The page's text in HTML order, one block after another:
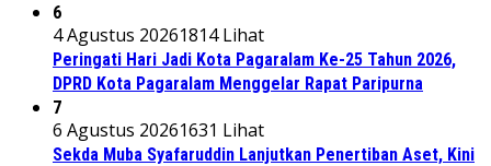
6
4 Agustus 20261814 Lihat
Peringati Hari Jadi Kota Pagaralam Ke-25 Tahun 2026,
DPRD Kota Pagaralam Menggelar Rapat Paripurna
7
6 Agustus 20261631 Lihat
Sekda Muba Syafaruddin Lanjutkan Penertiban Aset, Kini